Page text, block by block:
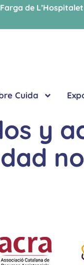
de L’Hospitalet
Cuida
y